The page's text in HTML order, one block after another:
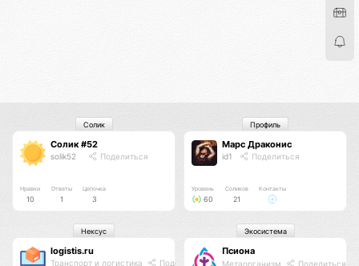
Солик #52
solik52 Поделиться
Нравки
10
Ответы
1
Цепочка
3
Солик
Марс Драконис
id1 Поделиться
Уровень
60
Соликов
21
Контакты
Профиль
logistis.ru
Транспорт и логистика Поделиться
Нексус
Псиона
Метаорганизм Поделиться
Экосистема